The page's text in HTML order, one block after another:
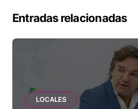
Entradas relacionadas
LOCALES